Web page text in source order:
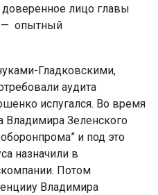
доверенное лицо главы
— опытный
Гладковскими,
аудита
испугался. Во время
Владимира Зеленского
и под это
назначили в
Потом
Владимира